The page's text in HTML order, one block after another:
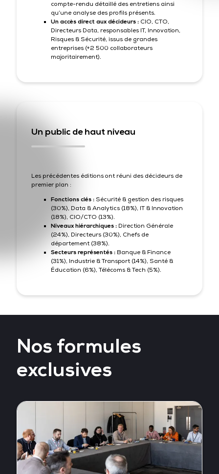
compte-rendu détaillé des entretiens ainsi
qu’une analyse des profils présents.
Un accès direct aux décideurs :CIO, CTO,
Directeurs Data, responsables IT, Innovation,
Risques & Sécurité, issus de grandes
entreprises (+2 500 collaborateurs
majoritairement).
Un public de haut niveau
Les précédentes éditions ont réuni des décideurs de
premier plan :
Fonctions clés : Sécurité & gestion des risques
(30%), Data & Analytics (18%), IT & Innovation
(18%), CIO/CTO (13%).
Niveaux hiérarchiques :Direction Générale
(24%), Directeurs (30%), Chefs de
département (38%).
Secteurs représentés : Banque & Finance
(31%), Industrie & Transport (14%), Santé &
Éducation (6%), Télécoms & Tech (5%).
Nos formules
exclusives